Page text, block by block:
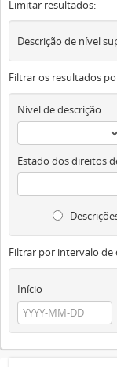
Limitar resultados:
Filtrar os resultados
Nível de descrição
Estado dos direitos
Filtrar por intervalo de
Início